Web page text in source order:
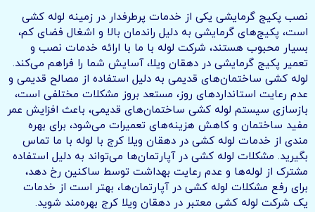
نصب پکیج گرمایشی یکی از خدمات پرطرفدار در زمینه لوله کشی
است، پکیج‌های گرمایشی به دلیل راندمان بالا و اشغال فضای کم،
بسیار محبوب هستند، شرکت لوله با ما با ارائه خدمات نصب و
تعمیر پکیج گرمایشی در دهقان ویلا، آسایش شما را فراهم می‌کند.
لوله کشی ساختمان‌های قدیمی به دلیل استفاده از مصالح قدیمی و
عدم رعایت استانداردهای روز، مستعد بروز مشکلات مختلفی است،
بازسازی سیستم لوله کشی ساختمان‌های قدیمی، باعث افزایش عمر
مفید ساختمان و کاهش هزینه‌های تعمیرات می‌شود، برای بهره
مندی از خدمات لوله کشی در دهقان ویلا کرج با لوله با ما تماس
بگیرید. مشکلات لوله کشی در آپارتمان‌ها می‌تواند به دلیل استفاده
مشترک از لوله‌ها و عدم رعایت بهداشت توسط ساکنین رخ دهد،
برای رفع مشکلات لوله کشی در آپارتمان‌ها، بهتر است از خدمات
یک شرکت لوله کشی معتبر در دهقان ویلا کرج بهره‌مند شوید.